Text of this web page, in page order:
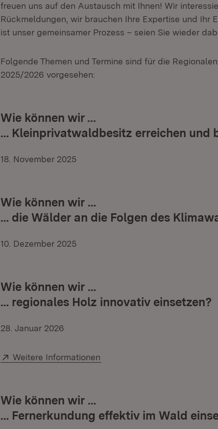
freuen uns auf den Austausch mit Ihnen! Wir
Rückmeldungen, wir brauchen Ihre Expertise und Ihr
ist unser gemeinsamer Prozess – seien Sie wieder
Folgende Themen und Termine sind für die
2025/2026 vorgesehen:
Wie können wir ...
… Kleinprivatwaldbesitz erreichen und
18. November 2025
Wie können wir …
… die Wälder an die Folgen des
10. Dezember 2025
Wie können wir …
… regionales Holz innovativ einsetzen?
28. Januar 2026
Extern:
Weitere Informationen
Wie können wir …
… Fernerkundung effektiv im Wald